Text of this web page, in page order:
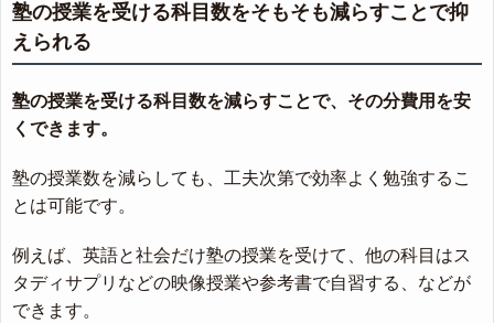
塾の授業を受ける科目数をそもそも減らすことで抑
えられる
塾の授業を受ける科目数を減らすことで、その分費用を安
くできます。
塾の授業数を減らしても、工夫次第で効率よく勉強するこ
とは可能です。
例えば、英語と社会だけ塾の授業を受けて、他の科目はス
タディサプリなどの映像授業や参考書で自習する、などが
できます。